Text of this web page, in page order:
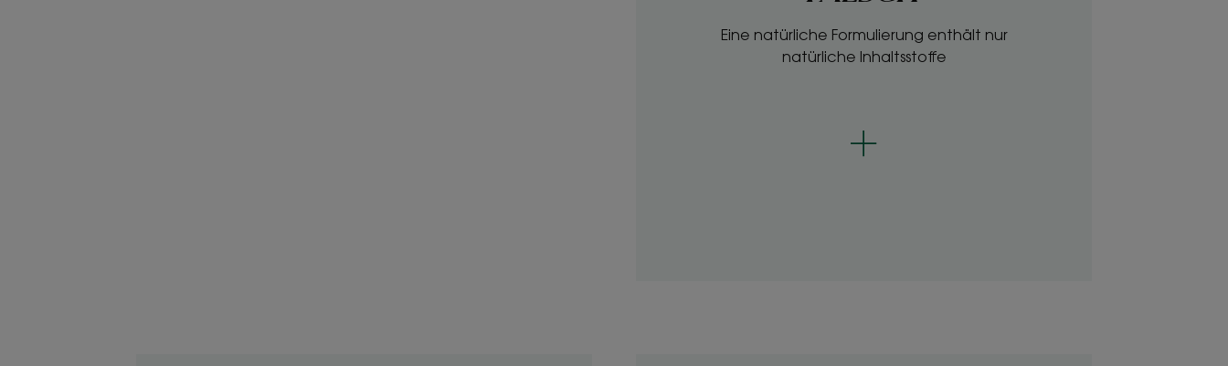
Eine natürliche Formulierung enthält nur
natürliche Inhaltsstoffe